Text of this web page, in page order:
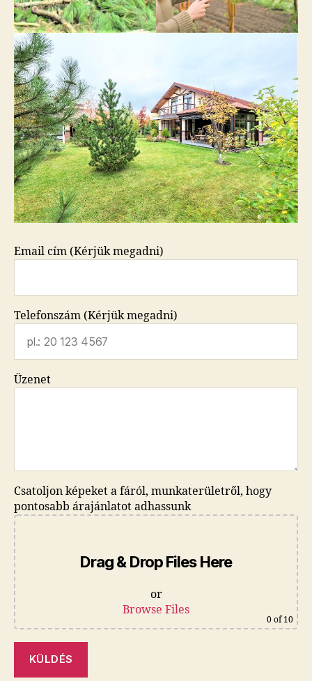
Email cím (Kérjük megadni)
Telefonszám (Kérjük megadni)
Üzenet
Csatoljon képeket a fáról, munkaterületről, hogy
pontosabb árajánlatot adhassunk
Drag & Drop Files Here
or
Browse Files
0 of 10